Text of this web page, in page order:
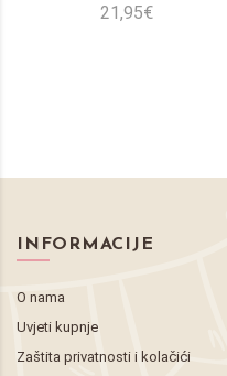
21,95€
INFORMACIJE
O nama
Uvjeti kupnje
Zaštita privatnosti i kolačići